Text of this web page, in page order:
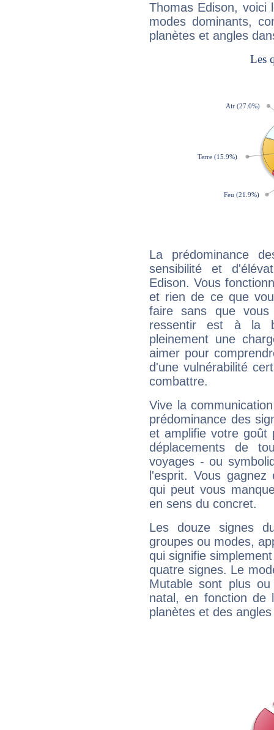
Thomas Edison, voici
modes dominants,
planètes et angles
La prédominance
sensibilité et
Edison. Vous
et rien de ce que
faire sans que
ressentir est à la
pleinement une
aimer pour
d'une vulnérabilité
combattre.
Vive la
prédominance des
et amplifie votre goût
déplacements de
voyages - ou
l'esprit. Vous
qui peut vous
en sens du concret.
Les douze signes
groupes ou modes,
qui signifie
quatre signes. Le
Mutable sont plus
natal, en fonction de
planètes et des